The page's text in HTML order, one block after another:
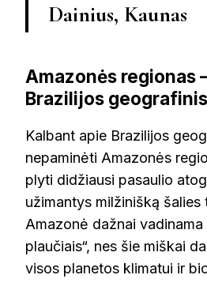
Dainius, Kaunas
Amazonės regionas
Brazilijos
Kalbant apie Brazilijos
nepaminėti Amazonės
plyti didžiausi pasaulio
užimantys milžinišką šalies
Amazonė dažnai vadinama
plaučiais“, nes šie miškai
visos planetos klimatui ir